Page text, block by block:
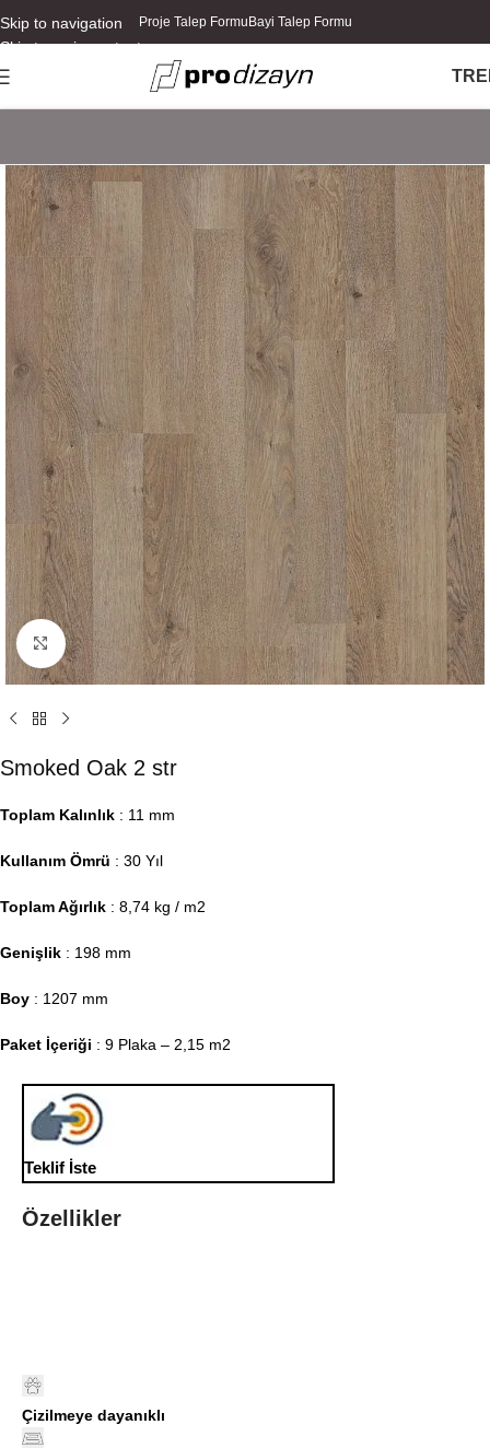
Skip to navigation
Skip to main content
Proje Talep Formu Bayi Talep Formu
TR
Click to enlarge
Smoked Oak 2 str
Toplam Kalınlık : 11 mm
Kullanım Ömrü : 30 Yıl
Toplam Ağırlık : 8,74 kg / m2
Genişlik : 198 mm
Boy : 1207 mm
Paket İçeriği : 9 Plaka – 2,15 m2
Teklif İste
Özellikler
Çizilmeye dayanıklı